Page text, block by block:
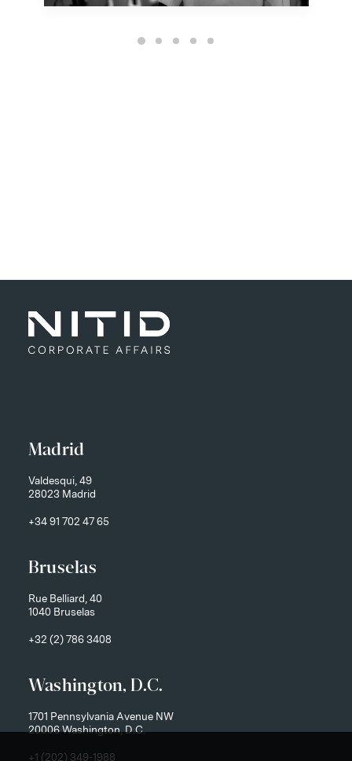
Madrid
Valdesqui, 49
28023 Madrid
+34 91 702 47 65
Bruselas
Rue Belliard, 40
1040 Bruselas
+32 (2) 786 3408
Washington, D.C.
1701 Pennsylvania Avenue NW
20006 Washington, D.C.
+1 (202) 349-1988